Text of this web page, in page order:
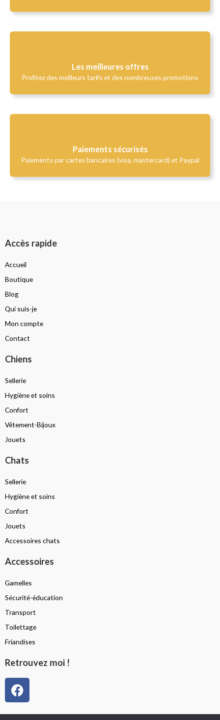
Les meilleures offres
Profitez des meilleurs tarifs et des nombreuses promotions
Paiements sécurisés
Paiements par cartes bancaires (visa, mastercard) et Paypal
Accès rapide
Accueil
Boutique
Blog
Qui suis-je
Mon compte
Contact
Chiens
Sellerie
Hygiène et soins
Confort
Vêtement-Bijoux
Jouets
Chats
Sellerie
Hygiène et soins
Confort
Jouets
Accessoires chats
Accessoires
Gamelles
Sécurité-éducation
Transport
Toilettage
Friandises
Retrouvez moi !
F
a